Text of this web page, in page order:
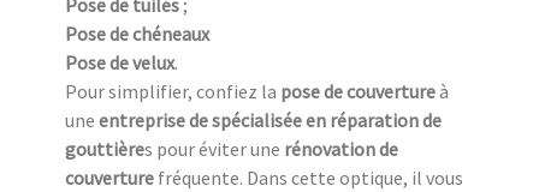
Pose de tuiles;
Pose de chéneaux
Pose de velux.
Pour simplifier, confiez la pose de couvertureà
une entreprise de spécialisée en réparation de
gouttières pour éviter une rénovation de
couverture fréquente. Dans cette optique, il vous